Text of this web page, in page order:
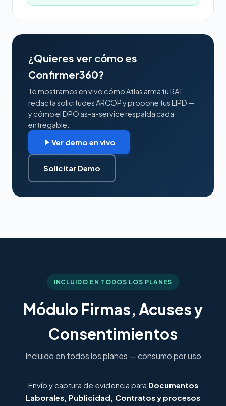
¿Quieres ver cómo es
Confirmer360?
Te mostramos en vivo cómo Atlas arma tu RAT,
redacta solicitudes ARCOP y propone tus EIPD —
y cómo el DPO as-a-service respalda cada
entregable.
Ver demo en vivo
Solicitar Demo
INCLUIDO EN TODOS LOS PLANES
Módulo Firmas, Acuses y
Consentimientos
Incluido en todos los planes — consumo por uso
Envío y captura de evidencia para Documentos
Laborales, Publicidad, Contratos y procesos